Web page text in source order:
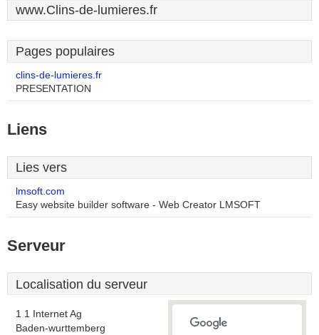
www.Clins-de-lumieres.fr
Pages populaires
clins-de-lumieres.fr
PRESENTATION
Liens
Lies vers
lmsoft.com
Easy website builder software - Web Creator LMSOFT
Serveur
Localisation du serveur
1 1 Internet Ag
Baden-wurttemberg